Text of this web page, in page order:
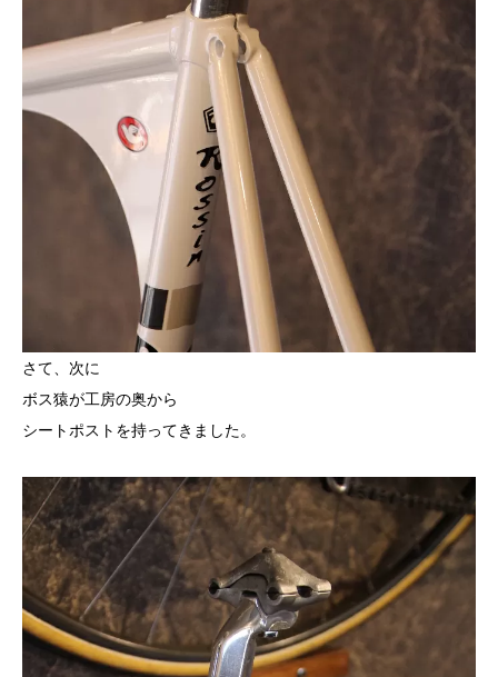
さて、次に
ボス猿が工房の奥から
シートポストを持ってきました。